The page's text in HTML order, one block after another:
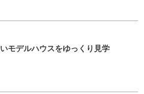
モデルハウスをゆっくり見学